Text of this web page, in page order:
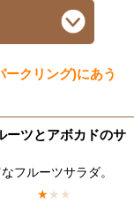
クリング)にあう
ーツとアボカドのサ
フルーツサラダ。
★★ ★